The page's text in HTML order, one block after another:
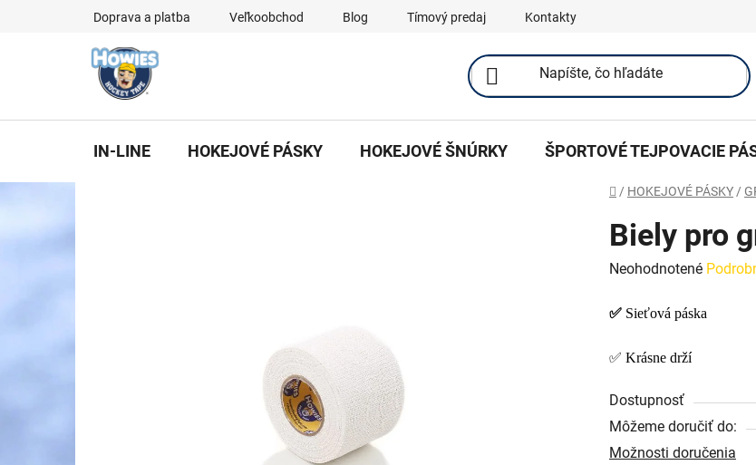
Doprava a platba Veľkoobchod Blog Tímový predaj Kontakty
IN-LINE HOKEJOVÉ PÁSKY HOKEJOVÉ ŠNÚRKY ŠPORTOVÉ TEJPOVACIE
Domov
/ HOKEJOVÉ PÁSKY /
Biely pro
Priemerné
produktu
0,0
Neohodnotené
✅ Sieťová páska
✅ Krásne drží
Dostupnosť
Môžeme doručiť do:
Možnosti doručenia